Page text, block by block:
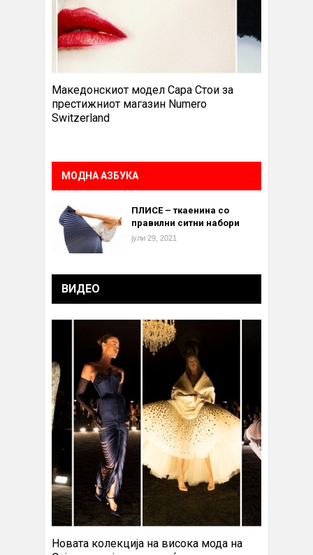
Македонскиот модел Сара Стои за
престижниот магазин Numero
Switzerland
МОДНА АЗБУКА
ПЛИСЕ – ткаенина со
правилни ситни набори
јули 29, 2021
ВИДЕО
Новата колекција на висока мода на